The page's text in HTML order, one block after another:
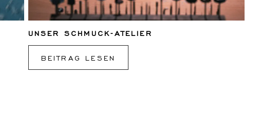
UNSER SCHMUCK-ATELIER
BEITRAG LESEN